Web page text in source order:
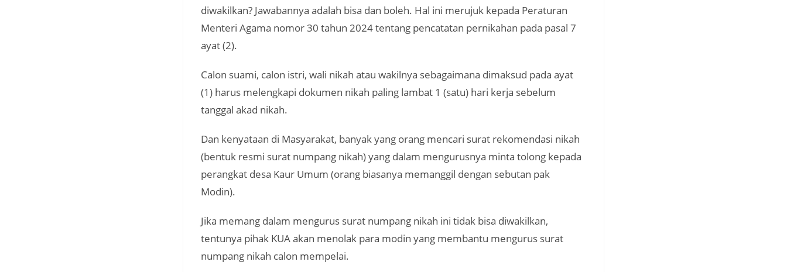
diwakilkan? Jawabannya adalah bisa dan boleh. Hal ini merujuk kepada Peraturan
Menteri Agama nomor 30 tahun 2024 tentang pencatatan pernikahan pada pasal 7
ayat (2).
Calon suami, calon istri, wali nikah atau wakilnya sebagaimana dimaksud pada ayat
(1) harus melengkapi dokumen nikah paling lambat 1 (satu) hari kerja sebelum
tanggal akad nikah.
Dan kenyataan di Masyarakat, banyak yang orang mencari surat rekomendasi nikah
(bentuk resmi surat numpang nikah) yang dalam mengurusnya minta tolong kepada
perangkat desa Kaur Umum (orang biasanya memanggil dengan sebutan pak
Modin).
Jika memang dalam mengurus surat numpang nikah ini tidak bisa diwakilkan,
tentunya pihak KUA akan menolak para modin yang membantu mengurus surat
numpang nikah calon mempelai.